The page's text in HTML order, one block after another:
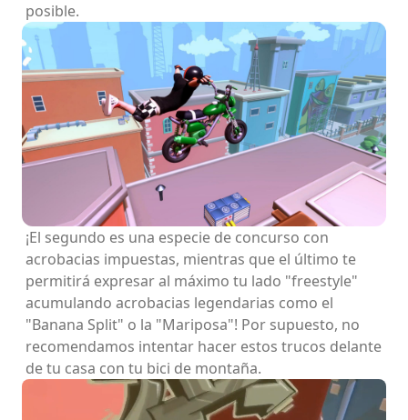
posible.
¡El segundo es una especie de concurso con
acrobacias impuestas, mientras que el último te
permitirá expresar al máximo tu lado "freestyle"
acumulando acrobacias legendarias como el
"Banana Split" o la "Mariposa"! Por supuesto, no
recomendamos intentar hacer estos trucos delante
de tu casa con tu bici de montaña.